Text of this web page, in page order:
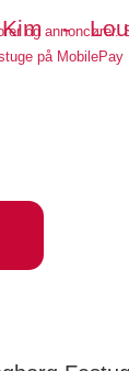
og annoncører.
på MobilePay
Kim -